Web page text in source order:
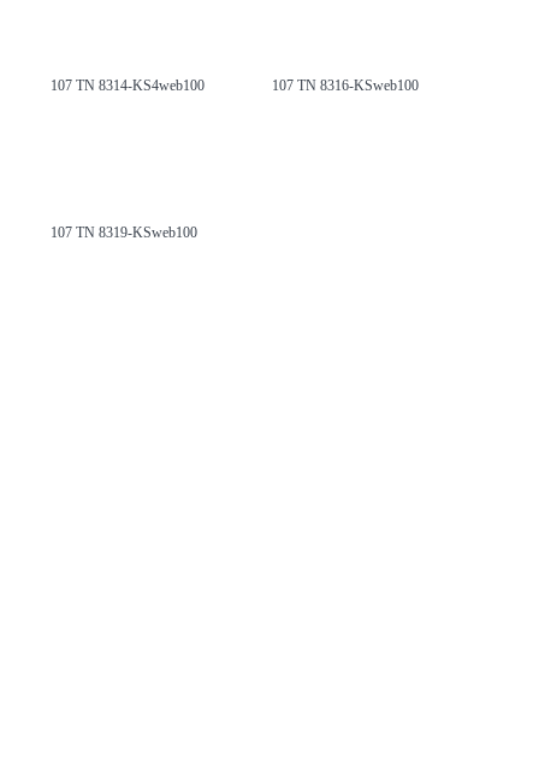
107 TN 8314-KS4web100 107 TN 8316-KSweb100
107 TN 8319-KSweb100